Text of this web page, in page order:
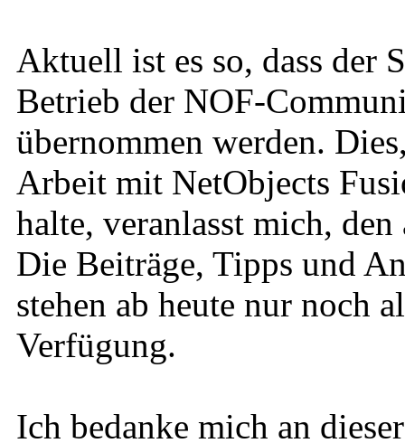
Aktuell ist es so, dass der
Betrieb der NOF-
übernommen werden.
Arbeit mit NetObjects
halte, veranlasst mich,
Die Beiträge, Tipps und
stehen ab heute nur noch
Verfügung.
Ich bedanke mich an